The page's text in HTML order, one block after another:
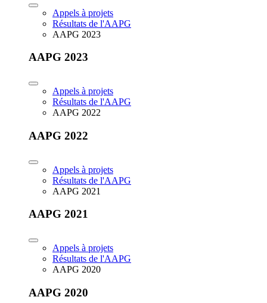
Appels à projets
Résultats de l'AAPG
AAPG 2023
AAPG 2023
Appels à projets
Résultats de l'AAPG
AAPG 2022
AAPG 2022
Appels à projets
Résultats de l'AAPG
AAPG 2021
AAPG 2021
Appels à projets
Résultats de l'AAPG
AAPG 2020
AAPG 2020